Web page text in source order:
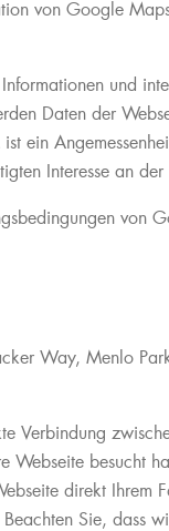
von Google
und
Daten der
ein
Interesse an
von
Way, Menlo
Verbindung
Webseite
direkt
Sie, dass